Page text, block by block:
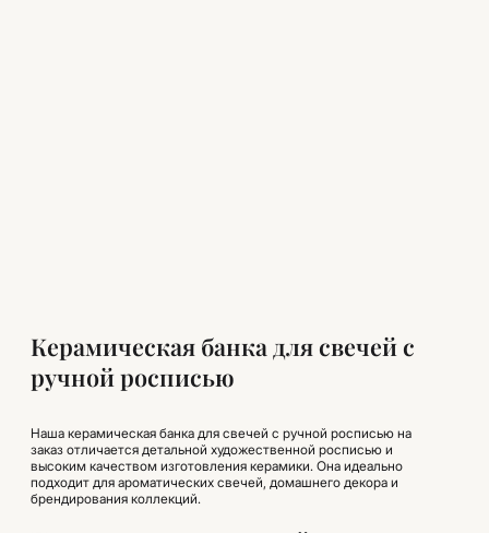
Керамическая банка для свечей с
ручной росписью
Наша керамическая банка для свечей с ручной росписью на
заказ отличается детальной художественной росписью и
высоким качеством изготовления керамики. Она идеально
подходит для ароматических свечей, домашнего декора и
брендирования коллекций.